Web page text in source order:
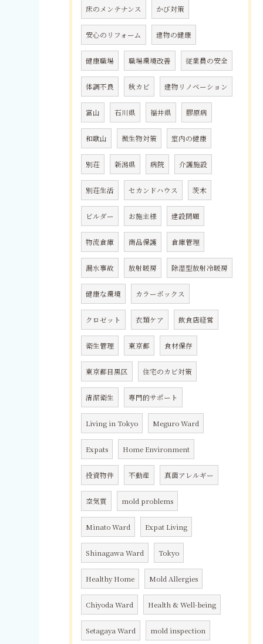
床のメンテナンス かび対策
安心のリフォーム 建物の健康
健康職場 職場環境改善 従業員の安全
体調不良 秋カビ 建物リノベーション
富山 石川県 福井県 膠原病
和歌山 微生物対策 室内の健康
別荘 新潟県 病院 介護施設
別荘生活 セカンドハウス 茨木
ビルダー お施主様 建設問題
物流倉庫 商品保護 倉庫管理
漏水事故 放射暖房 除湿型放射冷暖房
健康な環境 カラーボックス
クロゼット 衣類ケア 飲食店経営
衛生管理 東京都 食材保存
東京都目黒区 住宅のカビ対策
清潔衛生 専門的サポート
Living in Tokyo Meguro Ward
Expats Home Environment
投資物件 不動産 真菌アレルギー
空気質 mold problems
Minato Ward Expat Living
Shinagawa Ward Tokyo
Healthy Home Mold Allergies
Chiyoda Ward Health & Well-being
Setagaya Ward mold inspection